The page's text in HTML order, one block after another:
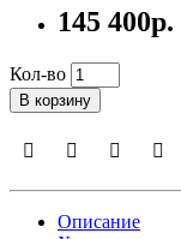
145 400р.
Кол-во
В корзину
Описание